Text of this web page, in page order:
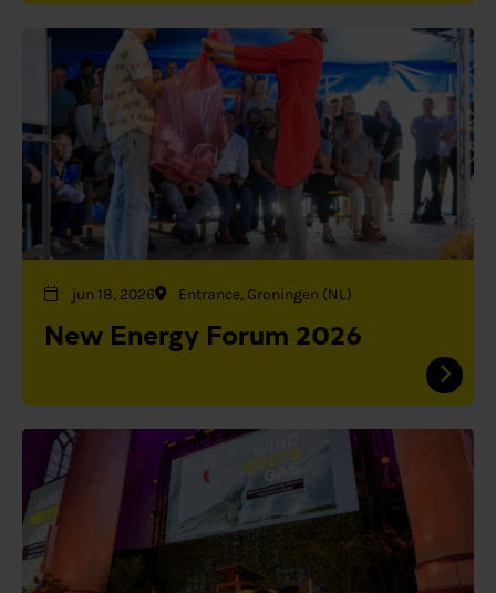
jun 18, 2026 Entrance, Groningen (NL)
New Energy Forum 2026